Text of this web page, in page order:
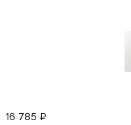
16 785 ₽